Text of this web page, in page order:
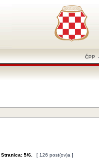
ČPP
Stranica: 5/6 [ 126 post(ov)a ]